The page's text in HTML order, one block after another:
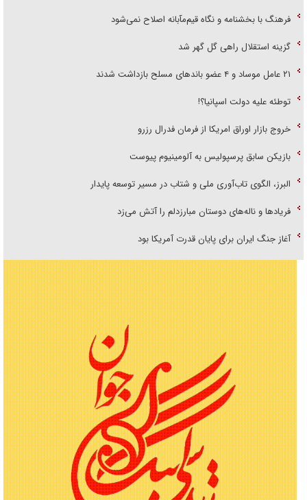
فرهنگ با بخشنامه و نگاه قیم‌مآبانه اصلاح نمی‌شود
گزینه استقلال راهی گل گهر شد
۲۱ عامل موساد و ۴ عضو باند‌های مسلح بازداشت شدند
توطئه علیه دولت اسپانیا؟!
خروج بازار اوراق امریکا از فرمان فدرال رزرو
بازیکن سابق پرسپولیس به آلومینیوم پیوست
البرز، الگوی تاب‌آوری ملی و شتاب در مسیر توسعه پایدار
فریاد‌ها و ناله‌های دوستان مبارزدلم را آتش می‌زد
آغاز جنگ ایران برای پایان قدرت آمریکا بود